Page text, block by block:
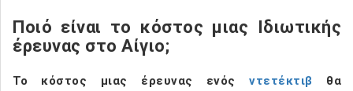
Ποιό είναι το κόστος μιας Ιδιωτικής
έρευνας στο Αίγιο;
Το κόστος μιας έρευνας ενόςντετέκτιβ θα